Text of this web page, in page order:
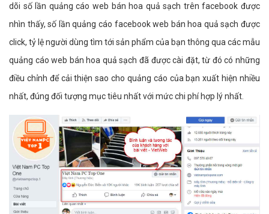
dõi số lần quảng cáo web bán hoa quả sạch trên facebook được
nhìn thấy, số lần quảng cáo facebook web bán hoa quả sạch được
click, tỷ lệ người dùng tìm tới sản phẩm của bạn thông qua các mẫu
quảng cáo web bán hoa quả sạch đã được cài đặt, từ đó có những
điều chỉnh để cải thiện sao cho quảng cáo của bạn xuất hiện nhiều
nhất, đúng đối tượng mục tiêu nhất với mức chi phí hợp lý nhất.